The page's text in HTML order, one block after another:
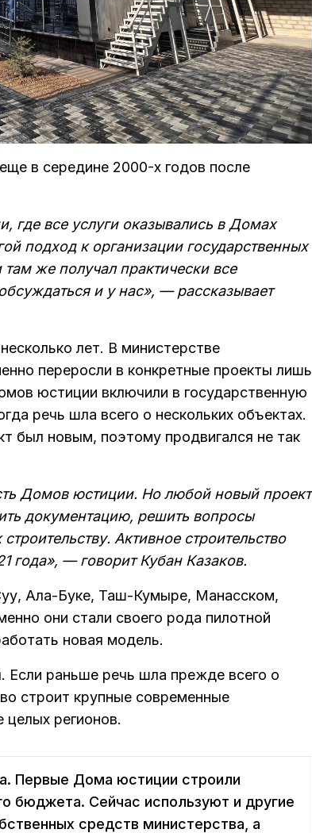
в середине 2000-х годов после
где все услуги оказывались в Домах
подход к организации государственных
же получал практически все
и у нас», — рассказывает
лет. В министерстве
переросли в конкретные проекты лишь
юстиции включили в государственную
речь шла всего о нескольких объектах.
был новым, поэтому продвигался не так
Домов юстиции. Но любой новый проект
документацию, решить вопросы
Активное строительство
года», — говорит Кубан Казаков.
Ала-Буке, Таш-Кумыре, Манасском,
они стали своего рода пилотной
новая модель.
Если раньше речь шла прежде всего о
строит крупные современные
регионов.
Первые Дома юстиции строили
бюджета. Сейчас используют и другие
средств министерства, а